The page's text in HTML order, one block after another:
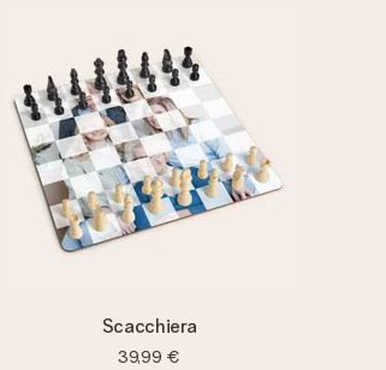
Scacchiera
39,99 €